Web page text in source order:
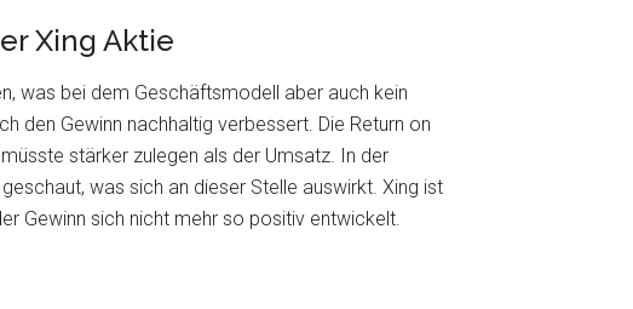
Xing Aktie
was bei dem Geschäftsmodell aber auch kein
den Gewinn nachhaltig verbessert. Die Return on
stärker zulegen als der Umsatz. In der
was sich an dieser Stelle auswirkt. Xing ist
Gewinn sich nicht mehr so positiv entwickelt.